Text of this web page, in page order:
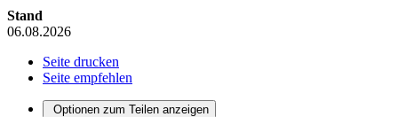
Stand
06.08.2026
Seite drucken
Seite empfehlen
Optionen zum Teilen anzeigen